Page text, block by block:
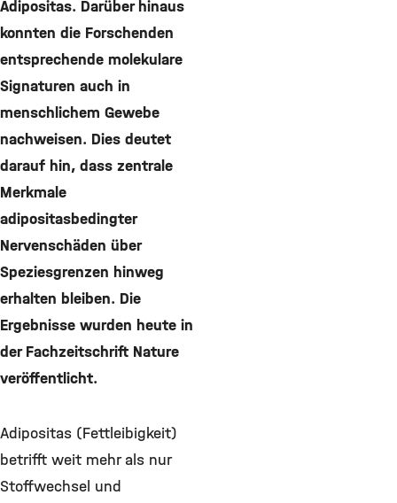
Adipositas. Darüber hinaus
konnten die Forschenden
entsprechende molekulare
Signaturen auch in
menschlichem Gewebe
nachweisen. Dies deutet
darauf hin, dass zentrale
Merkmale
adipositasbedingter
Nervenschäden über
Speziesgrenzen hinweg
erhalten bleiben. Die
Ergebnisse wurden heute in
der Fachzeitschrift Nature
veröffentlicht.
Adipositas (Fettleibigkeit)
betrifft weit mehr als nur
Stoffwechsel und